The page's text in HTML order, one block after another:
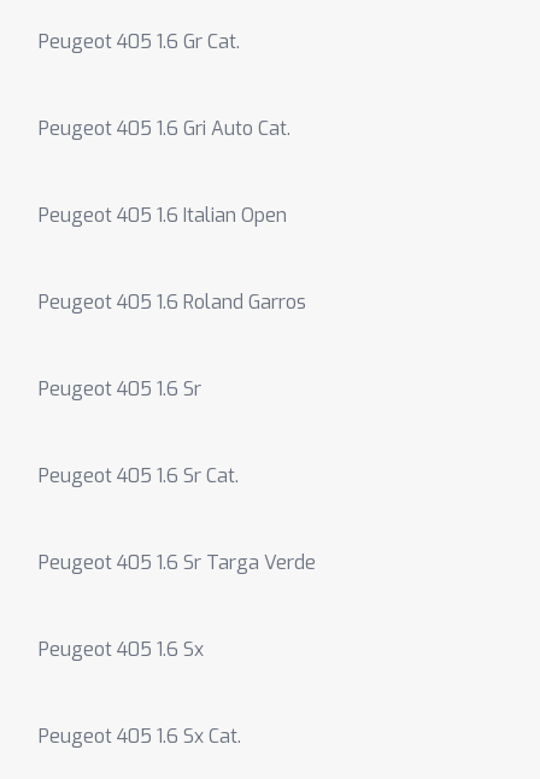
Peugeot 405 1.6 Gr Cat.
Peugeot 405 1.6 Gri Auto Cat.
Peugeot 405 1.6 Italian Open
Peugeot 405 1.6 Roland Garros
Peugeot 405 1.6 Sr
Peugeot 405 1.6 Sr Cat.
Peugeot 405 1.6 Sr Targa Verde
Peugeot 405 1.6 Sx
Peugeot 405 1.6 Sx Cat.